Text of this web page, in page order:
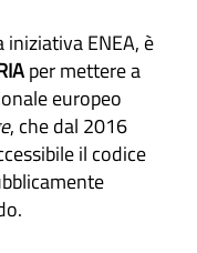
ENEA, è
per mettere a
europeo
, che dal 2016
il codice